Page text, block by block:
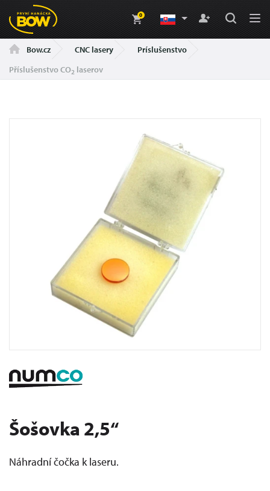
0
Bow.cz CNC lasery
Príslušenstvo
Příslušenstvo CO2 laserov
Šošovka 2,5“
Náhradní čočka k laseru.